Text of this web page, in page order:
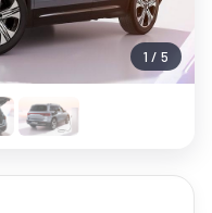
1 / 5